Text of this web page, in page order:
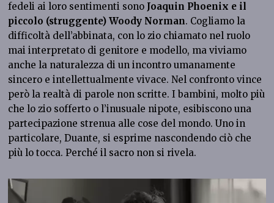
fedeli ai loro sentimenti sono Joaquin Phoenix e il
piccolo (struggente) Woody Norman. Cogliamo la
difficoltà dell’abbinata, con lo zio chiamato nel ruolo
mai interpretato di genitore e modello, ma viviamo
anche la naturalezza di un incontro umanamente
sincero e intellettualmente vivace. Nel confronto vince
però la realtà di parole non scritte. I bambini, molto più
che lo zio sofferto o l’inusuale nipote, esibiscono una
partecipazione strenua alle cose del mondo. Uno in
particolare, Duante, si esprime nascondendo ciò che
più lo tocca. Perché il sacro non si rivela.